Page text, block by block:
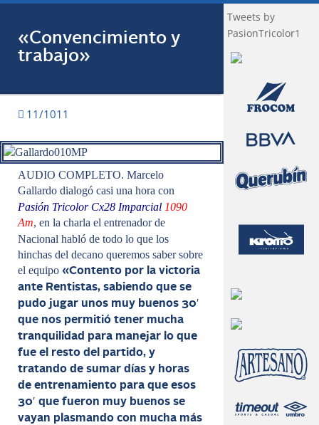
«Convencimiento y
trabajo»
11/1011
AUDIO COMPLETO. Marcelo
Gallardo dialogó casi una hora con
Pasión Tricolor Cx28 Imparcial 1090
Am, en la charla el entrenador de
Nacional habló de todo lo que los
hinchas del decano queremos saber sobre
el equipo «Contento por la victoria
ante Rentistas, sabiendo que se
pudo jugar unos muy buenos 30′
que nos permitió tener mucha
tranquilidad para manejar lo que
fue el resto del partido, y
tratando de sumar días y horas
de entrenamiento para que esos
30′ que fueron muy buenos se
vayan plasmando con mucha más
Tweets by
PasionTricolor1